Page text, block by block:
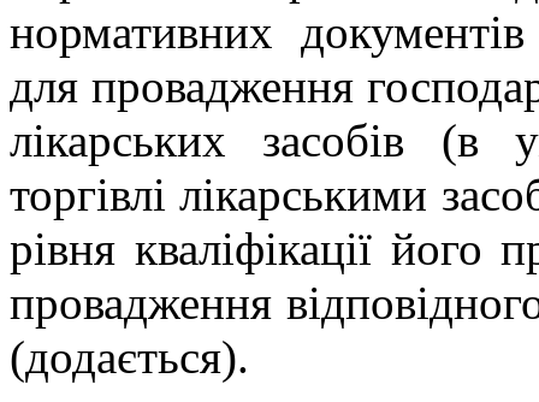
нормативних документів
для провадження
лікарських засобів (в
торгівлі лікарськими
рівня кваліфікації його
провадження
(додається).